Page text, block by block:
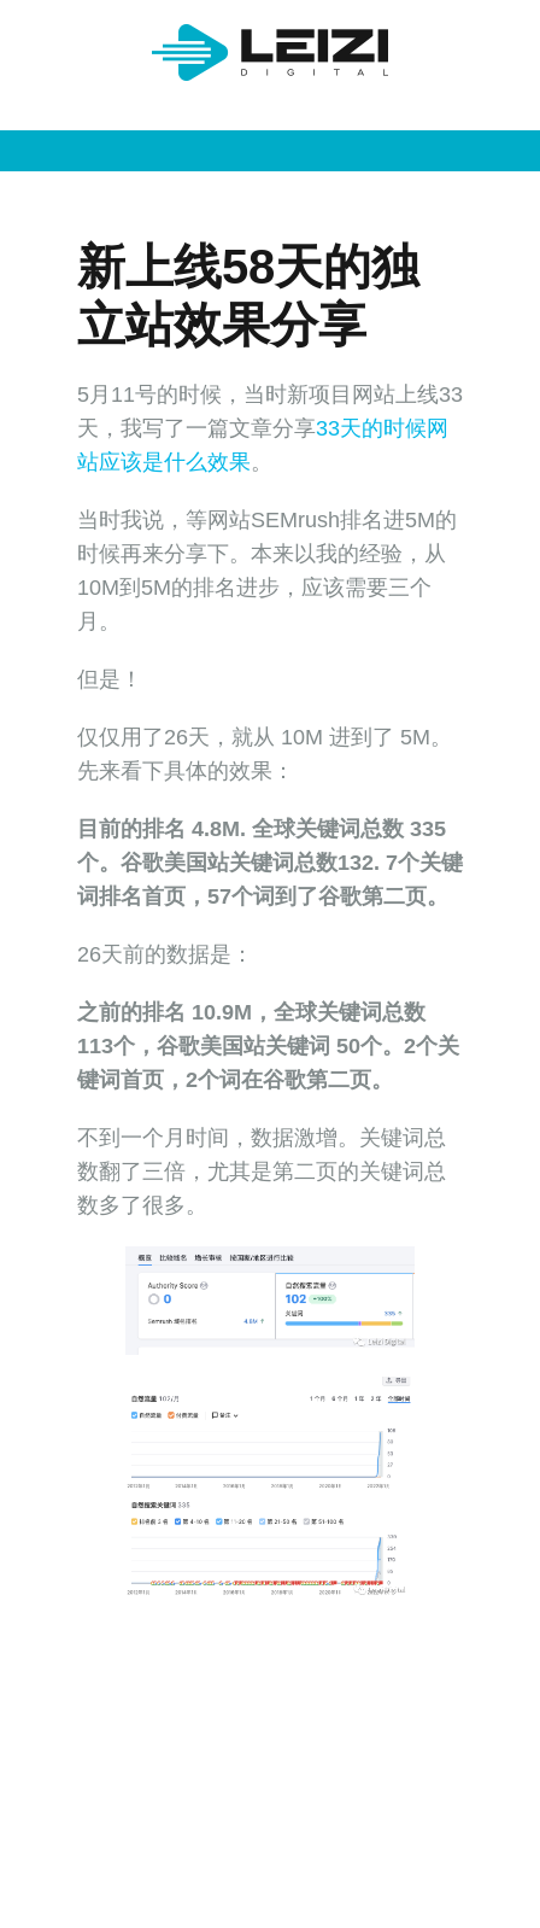
新上线58天的独
立站效果分享
5月11号的时候，当时新项目网站上线33
天，我写了一篇文章分享33天的时候网
站应该是什么效果。
当时我说，等网站SEMrush排名进5M的
时候再来分享下。本来以我的经验，从
10M到5M的排名进步，应该需要三个
月。
但是！
仅仅用了26天，就从 10M 进到了 5M。
先来看下具体的效果：
目前的排名 4.8M. 全球关键词总数 335
个。谷歌美国站关键词总数132. 7个关键
词排名首页，57个词到了谷歌第二页。
26天前的数据是：
之前的排名 10.9M，全球关键词总数
113个，谷歌美国站关键词 50个。2个关
键词首页，2个词在谷歌第二页。
不到一个月时间，数据激增。关键词总
数翻了三倍，尤其是第二页的关键词总
数多了很多。